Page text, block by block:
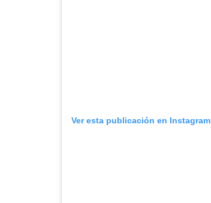
Ver esta publicación en Instagram